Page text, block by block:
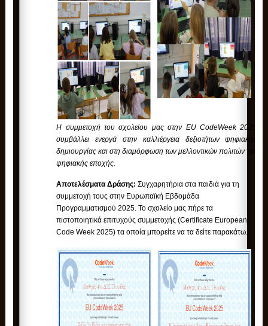
H συμμετοχή του σχολείου μας στην EU CodeWeek 2025
συμβάλλει ενεργά στην καλλιέργεια δεξιοτήτων ψηφιακής
δημιουργίας και στη διαμόρφωση των μελλοντικών πολιτών της
ψηφιακής εποχής.
Αποτελέσματα Δράσης:Συγχαρητήρια στα παιδιά για τη
συμμετοχή τους στην Ευρωπαϊκή Εβδομάδα
Προγραμματισμού 2025. Το σχολείο μας πήρε τα
πιστοποιητικά επιτυχούς συμμετοχής (Certificate European
Code Week 2025) τα οποία μπορείτε να τα δείτε παρακάτω.